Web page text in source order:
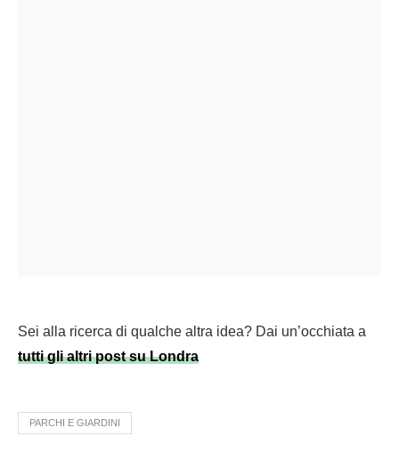
Sei alla ricerca di qualche altra idea? Dai un’occhiata a
tutti gli altri post su Londra
PARCHI E GIARDINI